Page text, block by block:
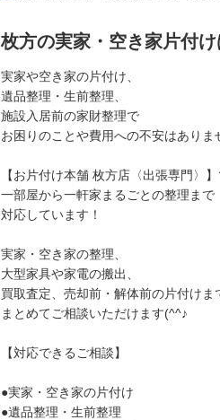
枚方の実家・空き家片付
実家や空き家の片付け、
遺品整理・生前整理、
施設入居前の家財整理で
お困りのことや費用への不安はありま
【お片付け本舗 枚方店〈出張専門〉】
一部屋から一軒家まるごとの整理まで
対応しています！
実家・空き家の整理、
大型家具や家電の搬出、
買取査定、売却前・解体前の片付けま
まとめてご相談いただけます(^^♪
【対応できるご相談】
●実家・空き家の片付け
●遺品整理・生前整理